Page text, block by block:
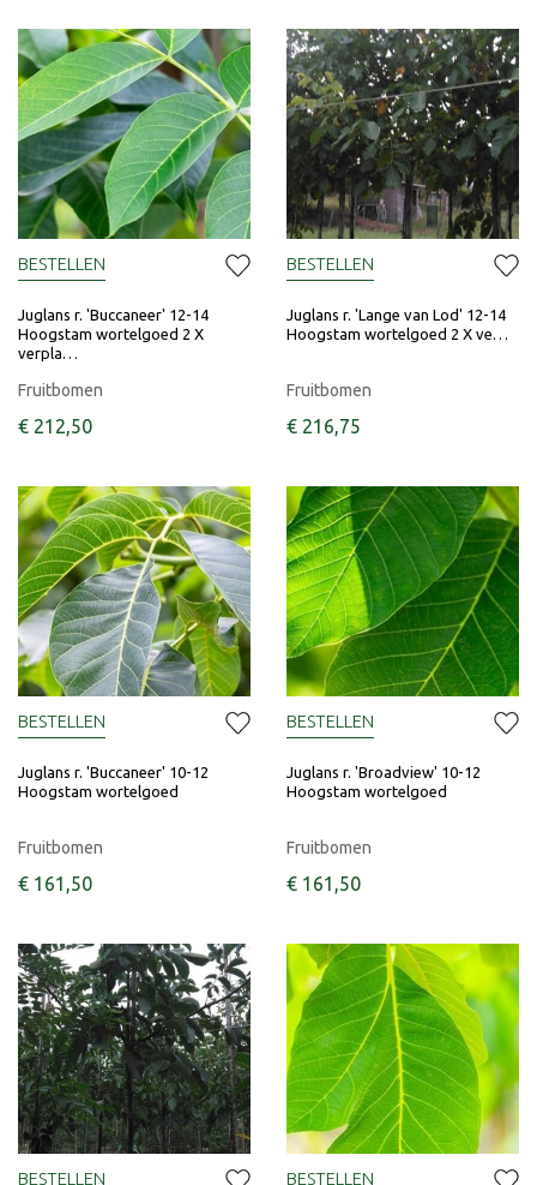
Juglans r. 'Buccaneer' 12-14
Hoogstam wortelgoed 2 X
verpla…
Fruitbomen
€ 212,50
BESTELLEN
Juglans r. 'Lange van Lod' 12-14
Hoogstam wortelgoed 2 X ve…
Fruitbomen
€ 216,75
BESTELLEN
Juglans r. 'Buccaneer' 10-12
Hoogstam wortelgoed
Fruitbomen
€ 161 ,50
BESTELLEN
Juglans r. 'Broadview' 10-12
Hoogstam wortelgoed
Fruitbomen
€ 161 ,50
BESTELLEN
BESTELLEN BESTELLEN